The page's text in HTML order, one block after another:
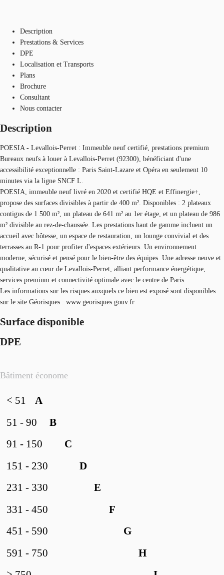
Description
Prestations & Services
DPE
Localisation et Transports
Plans
Brochure
Consultant
Nous contacter
Description
POESIA - Levallois-Perret : Immeuble neuf certifié, prestations premium
Bureaux neufs à louer à Levallois-Perret (92300), bénéficiant d'une
accessibilité exceptionnelle : Paris Saint-Lazare et Opéra en seulement 10
minutes via la ligne SNCF L.
POESIA, immeuble neuf livré en 2020 et certifié HQE et Effinergie+,
propose des surfaces divisibles à partir de 400 m². Disponibles : 2 plateaux
contigus de 1 500 m², un plateau de 641 m² au 1er étage, et un plateau de 986
m² divisible au rez-de-chaussée. Les prestations haut de gamme incluent un
accueil avec hôtesse, un espace de restauration, un lounge convivial et des
terrasses au R-1 pour profiter d'espaces extérieurs. Un environnement
moderne, sécurisé et pensé pour le bien-être des équipes. Une adresse neuve et
qualitative au cœur de Levallois-Perret, alliant performance énergétique,
services premium et connectivité optimale avec le centre de Paris.
Les informations sur les risques auxquels ce bien est exposé sont disponibles
sur le site Géorisques : www.georisques.gouv.fr
Surface disponible
DPE
Bâtiment économe
A
< 51
B
51 - 90
C
91 - 150
D
151 - 230
E
231 - 330
F
331 - 450
G
451 - 590
H
591 - 750